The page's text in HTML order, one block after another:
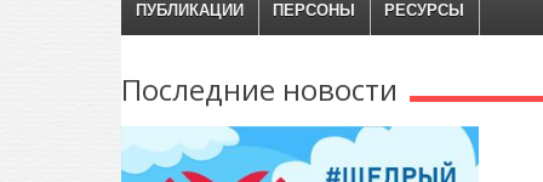
ПУБЛИКАЦИИ ПЕРСОНЫ РЕСУРСЫ
Последние новости